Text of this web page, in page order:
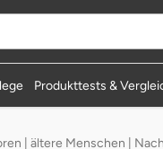
Produkttests &
| ältere Menschen |